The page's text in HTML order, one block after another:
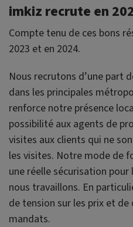
imkiz recrute en
Compte tenu de ces bons
2023 et en 2024.
Nous recrutons d’une part
dans les principales
renforce notre présence
possibilité aux agents de
visites aux clients qui ne
les visites. Notre mode de
une réelle sécurisation
nous travaillons. En
de tension sur les prix et
mandats.